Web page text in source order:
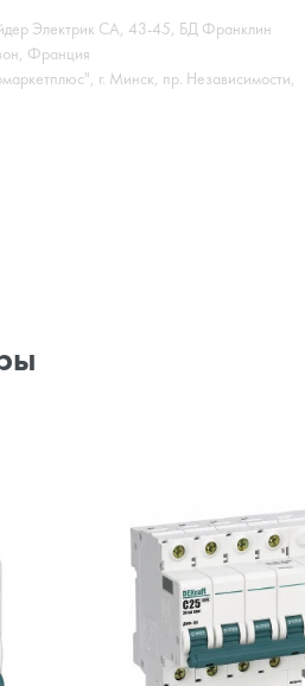
Электрик СА, 43-45, БД Франклин
Франция
г. Минск, пр. Независимости,